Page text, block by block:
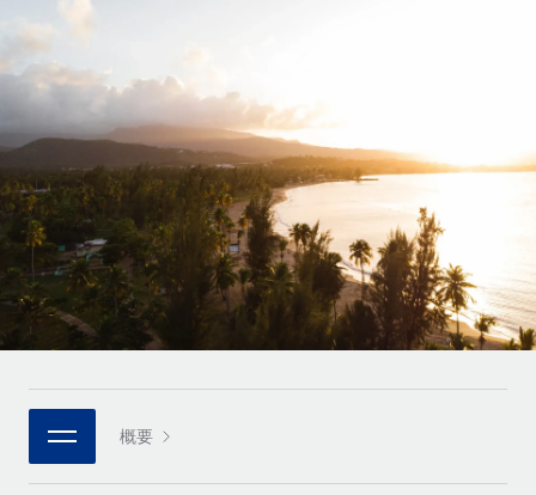
複雑な雇用関連業務を外部委託
インフラ
Remote統合
人事機能をワークフローにシームレスに統合する
プラットフォーム
チームのための人事の基本機能を内蔵
接続 新しい
当社のMCPを使用して、あらゆるAIツールをRemoteに接続
統合
基本的なビジネスツールを活用して業務プロセスを効率化す
成長の段階
スタートアップ
成長中の企業向けのアジャイルなグローバルHR・給与処理ソ
リューション
ミッドマーケット
カスタマイズされた人事ソリューションでチームを拡大する
企業
大企業向けのグローバルHR
パートナーに登録
戦略的テクノロジーパートナー
グローバルな人事機能を柔軟に自社プラットフォームへ統合
ドを確認する
REMOTEで学習
リサーチおよびガイド
活用事例
HR用語集
チェックリストおよびテンプレート
職務内容ライブラリ
ウェビナー
イベント
Nederlands
Français
Español
Italiano
Português (Portugal)
日本語
한국어 概要